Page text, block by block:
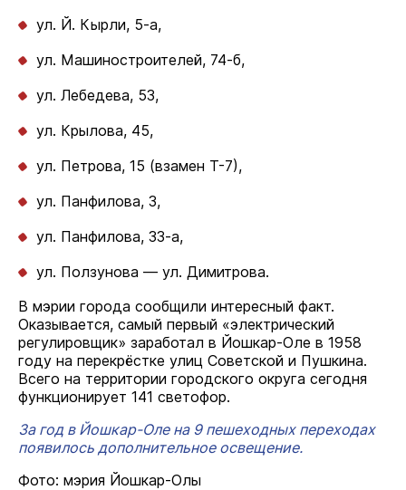
ул. Й. Кырли, 5-а,
ул. Машиностроителей, 74-б,
ул. Лебедева, 53,
ул. Крылова, 45,
ул. Петрова, 15 (взамен Т-7),
ул. Панфилова, 3,
ул. Панфилова, 33-а,
ул. Ползунова — ул. Димитрова.
В мэрии города сообщили интересный факт.
Оказывается, самый первый «электрический
регулировщик» заработал в Йошкар-Оле в 1958
году на перекрёстке улиц Советской и Пушкина.
Всего на территории городского округа сегодня
функционирует 141 светофор.
За год в Йошкар-Оле на 9 пешеходных переходах
появилось дополнительное освещение.
Фото: мэрия Йошкар-Олы